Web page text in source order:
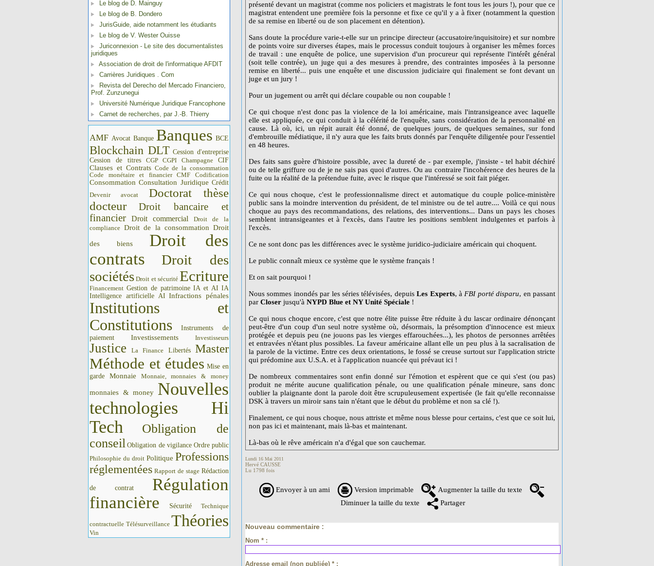
Le blog de D. Mainguy
Le blog de B. Dondero
JurisGuide, aide notamment les étudiants
Le blog de V. Wester Ouisse
Juriconnexion - Le site des documentalistes
juridiques
Association de droit de l'informatique AFDIT
Carrières Juridiques . Com
Revista del Derecho del Mercado Financiero,
Prof. Zunzunegui
Université Numérique Juridique Francophone
Carnet de recherches, par J.-B. Thierry
AMF Avocat Banque Banques BCE
Blockchain DLT Cession d'entreprise
Cession de titres
CGP CGPI Champagne CIF
Clauses et Contrats Code de la consommation
Code monétaire et financier CMF
Codification
Consommation Consultation Juridique Crédit
Devenir avocat
Doctorat thèse
docteur
Droit bancaire et
financier
Droit commercial
Droit de la
compliance Droit de la consommation Droit
des biens
Droit des
contrats
Droit des
sociétés Droit et sécurité Ecriture
Financement Gestion de patrimoine IA et AI IA
Intelligence artificielle AI Infractions pénales
Institutions et
Constitutions
Instruments de
paiement
Investissements Investisseurs
Justice La Finance Libertés Master
Méthode et études Mise en
garde
Monnaie Monnaie, monnaies & money
monnaies & money Nouvelles
technologies Hi
Tech
Obligation de
conseil Obligation de vigilance Ordre public
Philosophie du droit Politique Professions
réglementées Rapport de stage Rédaction
de contrat
Régulation
financière
Sécurité Technique
contractuelle Télésurveillance Théories
Vin
présenté devant un magistrat (comme nos policiers et magistrats le font tous les jours !), pour que ce
magistrat entendent une première fois la personne et fixe ce qu'il y a à fixer (notamment la question
de sa remise en liberté ou de son placement en détention).
Sans doute la procédure varie-t-elle sur un principe directeur (accusatoire/inquisitoire) et sur nombre
de points voire sur diverses étapes, mais le processus conduit toujours à organiser les mêmes forces
de travail : une enquête de police, une supervision d'un procureur qui représente l'intérêt général
(soit telle contrée), un juge qui a des mesures à prendre, des contraintes imposées à la personne
remise en liberté... puis une enquête et une discussion judiciaire qui finalement se font devant un
juge et un jury !
Pour un jugement ou arrêt qui déclare coupable ou non coupable !
Ce qui choque n'est donc pas la violence de la loi américaine, mais l'intransigeance avec laquelle
elle est appliquée, ce qui conduit à la célérité de l'enquête, sans considération de la personnalité en
cause. Là où, ici, un répit aurait été donné, de quelques jours, de quelques semaines, sur fond
d'embrouille médiatique, il n'y aura que les faits bruts donnés par l'enquête diligentée pour l'essentiel
en 48 heures.
Des faits sans guère d'histoire possible, avec la dureté de - par exemple, j'insiste - tel habit déchiré
ou de telle griffure ou de je ne sais pas quoi d'autres. Ou au contraire l'incohérence des heures de la
fuite ou la réalité de la prétendue fuite, avec le risque que l'intéressé se soit fait piéger.
Ce qui nous choque, c'est le professionnalisme direct et automatique du couple police-ministère
public sans la moindre intervention du président, de tel ministre ou de tel autre.... Voilà ce qui nous
choque au pays des recommandations, des relations, des interventions... Dans un pays les choses
semblent intransigeantes et à l'excès, dans l'autre les positions semblent indulgentes et parfois à
l'excès.
Ce ne sont donc pas les différences avec le système juridico-judiciaire américain qui choquent.
Le public connaît mieux ce système que le système français !
Et on sait pourquoi !
Nous sommes inondés par les séries télévisées, depuisLes Experts, à FBI porté disparu, en passant
par Closer jusqu'à NYPD Blue et NY Unité Spéciale !
Ce qui nous choque encore, c'est que notre élite puisse être réduite à du lascar ordinaire dénonçant
peut-être d'un coup d'un seul notre système où, désormais, la présomption d'innocence est mieux
protégée et depuis peu (ne jouons pas les vierges effarouchées...), les photos de personnes arrêtées
et entravées n'étant plus possibles. La faveur américaine allant elle un peu plus à la sacralisation de
la parole de la victime. Entre ces deux orientations, le fossé se creuse surtout sur l'application stricte
qui prédomine aux U.S.A. et à l'application nuancée qui prévaut ici !
De nombreux commentaires sont enfin donné sur l'émotion et espèrent que ce qui s'est (ou pas)
produit ne mérite aucune qualification pénale, ou une qualification pénale mineure, sans donc
oublier la plaignante dont la parole doit être scrupuleusement expertisée (le fait qu'elle reconnaisse
DSK à travers un miroir sans tain n'étant que le début du problème et non sa clé !).
Finalement, ce qui nous choque, nous attriste et même nous blesse pour certains, c'est que ce soit lui,
non pas ici et maintenant, mais là-bas et maintenant.
Là-bas où le rêve américain n'a d'égal que son cauchemar.
Lundi 16 Mai 2011
Hervé CAUSSE
Lu 1798 fois
Envoyer à un ami Version imprimable
Augmenter la taille du texte
Diminuer la taille du texte
Partager
Nouveau commentaire :
Nom * :
Adresse email (non publiée) * :